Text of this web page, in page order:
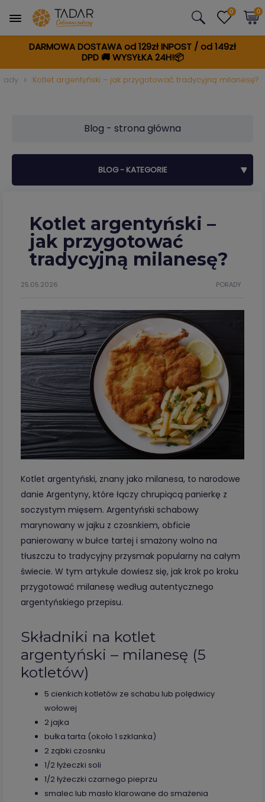
DARMOWA DOSTAWA od 129zł INPOST / od 149zł
DPD🚚WYSYŁKA 24H!📦
0 0
Kotlet argentyński – jak przygotować tradycyjną milanesę?
BLOG - KATEGORIE
Blog - strona główna
Kotlet argentyński –
jak przygotować
tradycyjną milanesę?
PORADY
25.05.2026
Kotlet argentyński, znany jako milanesa, to narodowe
danie Argentyny, które łączy chrupiącą panierkę z
soczystym mięsem. Argentyński schabowy
marynowany w jajku z czosnkiem, obficie
panierowany w bułce tartej i smażony wolno na
tłuszczu to tradycyjny przysmak popularny na całym
świecie. W tym artykule dowiesz się, jak krok po kroku
przygotować milanesę według autentycznego
argentyńskiego przepisu.
Składniki na kotlet
argentyński – milanesę (5
kotletów)
5 cienkich kotletów ze schabu lub polędwicy
wołowej
2 jajka
bułka tarta (około 1 szklanka)
2 ząbki czosnku
1/2 łyżeczki soli
1/2 łyżeczki czarnego pieprzu
smalec lub masło klarowane do smażenia